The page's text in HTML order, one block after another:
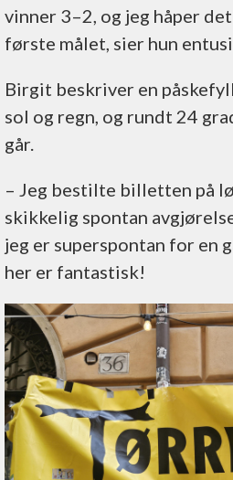
vinner 3–2, og jeg håper
første målet, sier hun
Birgit beskriver en
sol og regn, og rundt 24
går.
– Jeg bestilte billetten på
skikkelig spontan
jeg er superspontan for en
her er fantastisk!